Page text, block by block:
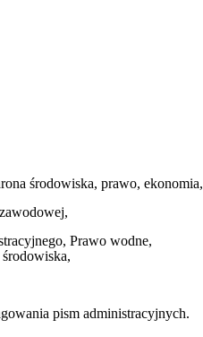
środowiska, prawo, ekonomia,
Prawo wodne,
pism administracyjnych.